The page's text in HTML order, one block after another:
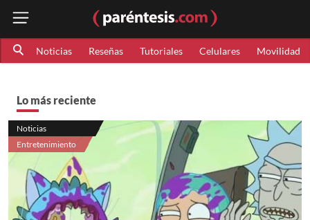
Noticias Reseñas Tutoriales Celulares Movilidad
Lo más reciente
Noticias
Entretenimiento